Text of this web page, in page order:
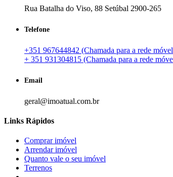
Rua Batalha do Viso, 88 Setúbal 2900-265
Telefone
+351 967644842 (Chamada para a rede
+ 351 931304815 (Chamada para a rede
Email
geral@imoatual.com.br
Links Rápidos
Comprar imóvel
Arrendar imóvel
Quanto vale o seu imóvel
Terrenos